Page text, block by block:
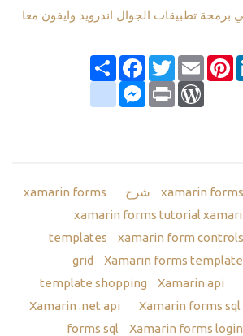
في برمجة تطبيقات الجوال اندرويد وايفون معا
انشر
FacebookTwitterEmail
Pinterest
google_bookmarksMessenger Print
WordPress
xamarin forms
xamarin forms
templates
xamarin form controls
grid
Xamarin forms template
template shopping
Xamarin api
Xamarin .net api
Xamarin forms
forms sql
Xamarin forms login